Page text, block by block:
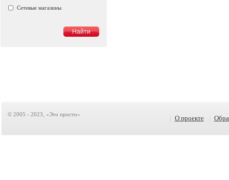
Сетевые магазины
© 2005 - 2023, «Это просто» О проекте